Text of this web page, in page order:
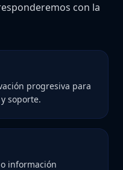
con la
progresiva para
soporte.
información